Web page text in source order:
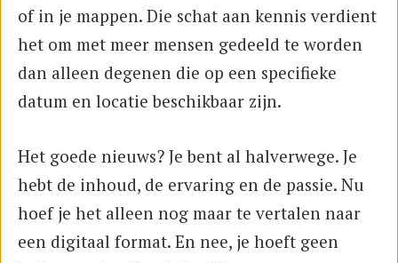
of in je mappen. Die schat aan kennis verdient
het om met meer mensen gedeeld te worden
dan alleen degenen die op een specifieke
datum en locatie beschikbaar zijn.
Het goede nieuws? Je bent al halverwege. Je
hebt de inhoud, de ervaring en de passie. Nu
hoef je het alleen nog maar te vertalen naar
een digitaal format. En nee, je hoeft geen